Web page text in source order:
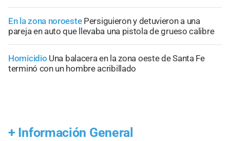
En la zona noroeste Persiguieron y detuvieron a una
pareja en auto que llevaba una pistola de grueso calibre
Homicidio Una balacera en la zona oeste de Santa Fe
terminó con un hombre acribillado
+ Información General